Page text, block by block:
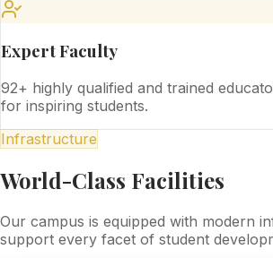
Expert Faculty
92+ highly qualified and trained
for inspiring students.
Infrastructure
World-Class Facilities
Our campus is equipped with modern
support every facet of student